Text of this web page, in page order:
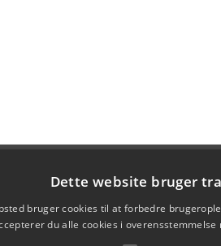
Dette website bruger
bruger cookies til at forbedre
du alle cookies i